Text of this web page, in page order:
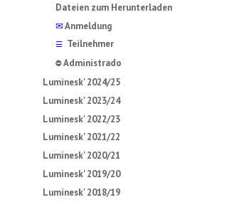
Dateien zum Herunterladen
✉Anmeldung
☰ Teilnehmer
⛔Administrado
Luminesk' 2024/25
Luminesk' 2023/24
Luminesk' 2022/23
Luminesk' 2021/22
Luminesk' 2020/21
Luminesk' 2019/20
Luminesk' 2018/19